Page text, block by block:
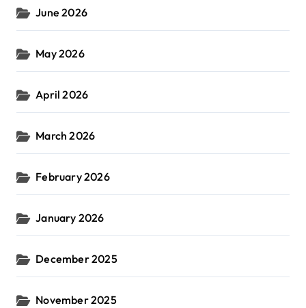
June 2026
May 2026
April 2026
March 2026
February 2026
January 2026
December 2025
November 2025